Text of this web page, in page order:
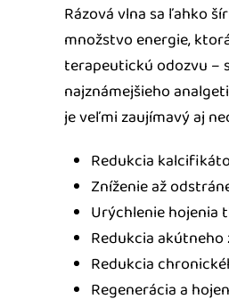
Rázová vlna sa ľahko
množstvo energie,
terapeutickú odozvu –
najznámejšieho
je veľmi zaujímavý aj
Redukcia
Zníženie až
Urýchlenie hojenia
Redukcia akútneho
Redukcia
Regenerácia a